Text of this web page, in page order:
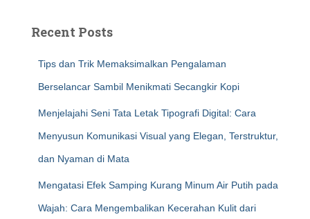
Recent Posts
Tips dan Trik Memaksimalkan Pengalaman
Berselancar Sambil Menikmati Secangkir Kopi
Menjelajahi Seni Tata Letak Tipografi Digital: Cara
Menyusun Komunikasi Visual yang Elegan, Terstruktur,
dan Nyaman di Mata
Mengatasi Efek Samping Kurang Minum Air Putih pada
Wajah: Cara Mengembalikan Kecerahan Kulit dari